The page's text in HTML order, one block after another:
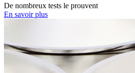
De nombreux tests le prouvent
En savoir plus